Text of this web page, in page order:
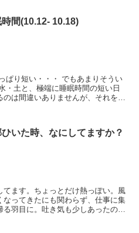
時間(10.12- 10.18)
は間違いありませんが、それを補
ひいた時、なにしてますか？
ます。ちょっとだけ熱っぽい。風
ってきたにも関わらず、仕事に集
羽目に。吐き気も少しあったの